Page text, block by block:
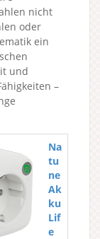
nicht
oder
ein
und
–
Na
tu
ne
Ak
ku
Lif
e